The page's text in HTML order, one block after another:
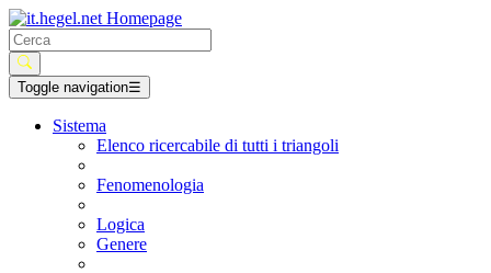
Toggle navigation☰
Sistema
Elenco ricercabile di tutti i triangoli
Fenomenologia
Logica
Genere